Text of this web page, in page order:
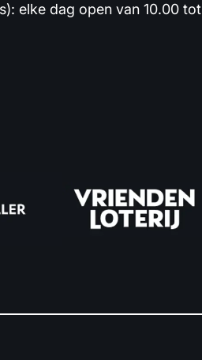
elke dag open van 10.00 tot